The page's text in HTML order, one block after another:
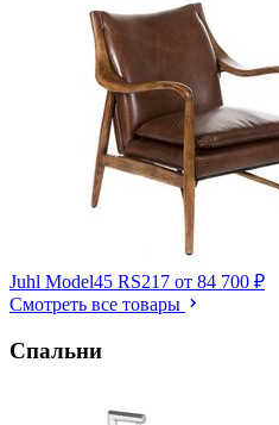
Juhl Model45 RS217 от 84 700 ₽
Смотреть все товары
Спальни